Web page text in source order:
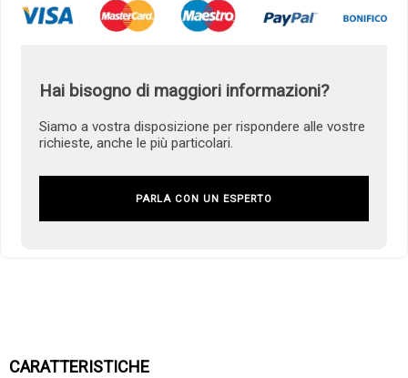
Hai bisogno di maggiori informazioni?
Siamo a vostra disposizione per rispondere alle vostre
richieste, anche le più particolari.
PARLA CON UN ESPERTO
CARATTERISTICHE